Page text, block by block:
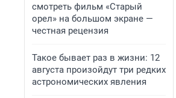
смотреть фильм «Старый
орел» на большом экране —
честная рецензия
Такое бывает раз в жизни: 12
августа произойдут три редких
астрономических явления